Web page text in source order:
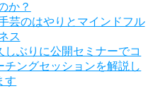
か？
芸のはやりとマインドフル
ス
しぶりに公開セミナーでコ
チングセッションを解説し
す